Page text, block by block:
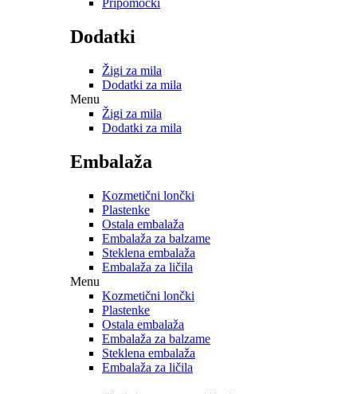
Pripomočki
Dodatki
Žigi za mila
Dodatki za mila
Menu
Žigi za mila
Dodatki za mila
Embalaža
Kozmetični lončki
Plastenke
Ostala embalaža
Embalaža za balzame
Steklena embalaža
Embalaža za ličila
Menu
Kozmetični lončki
Plastenke
Ostala embalaža
Embalaža za balzame
Steklena embalaža
Embalaža za ličila